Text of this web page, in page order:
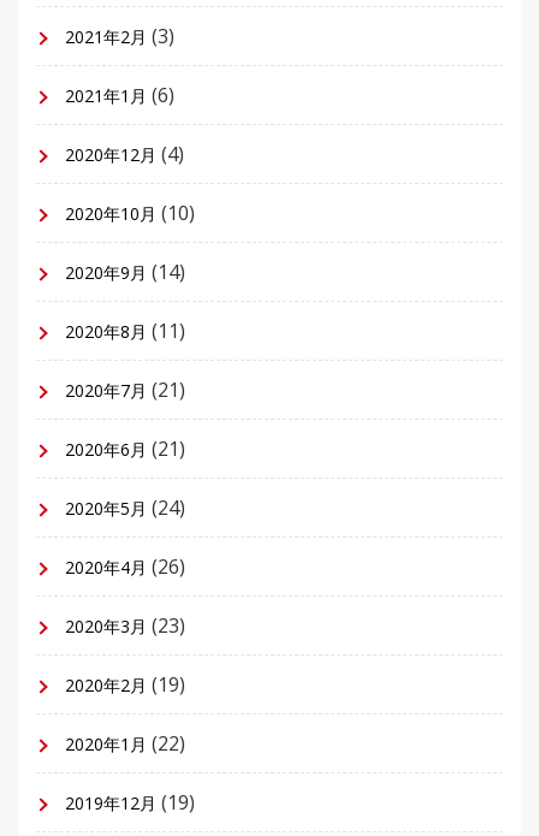
2021年2月 (3)
2021年1月 (6)
2020年12月 (4)
2020年10月 (10)
2020年9月 (14)
2020年8月 (11)
2020年7月 (21)
2020年6月 (21)
2020年5月 (24)
2020年4月 (26)
2020年3月 (23)
2020年2月 (19)
2020年1月 (22)
2019年12月 (19)